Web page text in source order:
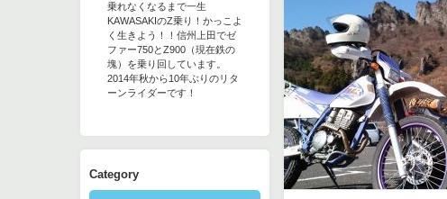
乗れなくなるまで一生
KAWASAKIのZ乗り！かっこよ
く生きよう！！信州上田でゼ
ファー750とZ900（現在鉄の
塊）を乗り回しています。
2014年秋から10年ぶりのリタ
ーンライダーです！
Category